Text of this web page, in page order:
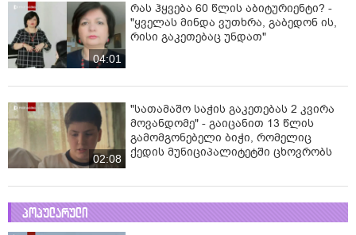
04:01
რას ჰყვება 60 წლის აბიტურიენტი? -
"ყველას მინდა ვუთხრა, გაბედონ ის,
რისი გაკეთებაც უნდათ"
02:08
"სათამაშო საჭის გაკეთებას 2 კვირა
მოვანდომე" - გაიცანით 13 წლის
გამომგონებელი ბიჭი, რომელიც
ქედის მუნიციპალიტეტში ცხოვრობს
პოპულარული